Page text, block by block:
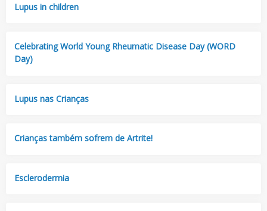
Lupus in children
Celebrating World Young Rheumatic Disease Day (WORD
Day)
Lupus nas Crianças
Crianças também sofrem de Artrite!
Esclerodermia